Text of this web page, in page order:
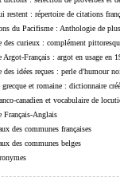
restent : répertoire de citations
du Pacifisme : Anthologie de
des curieux : complément
Argot-Français : argot en usage en
idées reçues : perle d'humour
et romaine : dictionnaire
canadien et vocabulaire de
Français-Anglais
des communes françaises
des communes belges